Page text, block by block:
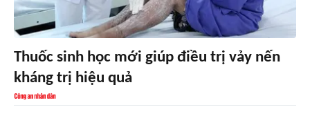
Thuốc sinh học mới giúp điều trị vảy nến
kháng trị hiệu quả